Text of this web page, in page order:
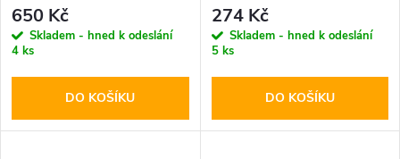
650 Kč
Skladem - hned k odeslání
4 ks
DO KOŠÍKU
274 Kč
Skladem - hned k odeslání
5 ks
DO KOŠÍKU